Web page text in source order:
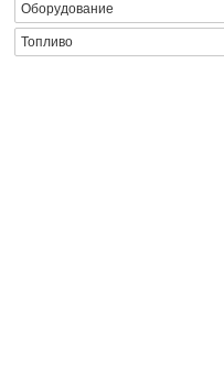
Оборудование
Топливо